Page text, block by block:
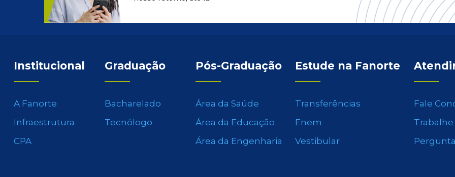
Institucional
A Fanorte
Infraestrutura
CPA
Graduação
Bacharelado
Tecnólogo
Pós-Graduação
Área da Saúde
Área da Educação
Área da Engenharia
Estude na Fanorte
Transferências
Enem
Vestibular
Fale